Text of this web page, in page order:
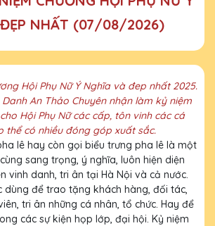
NHẤT (07/08/2026)
Hội Phụ Nữ Ý Nghĩa và đep nhất 2025.
Danh An Thảo Chuyên nhận làm kỷ niệm
Hội Phụ Nữ các cấp, tôn vinh các cá
thể có nhiều đóng góp xuất sắc.
lê hay còn gọi biểu trưng pha lê là một
sang trọng, ý nghĩa, luôn hiện diện
vinh danh, tri ân tại Hà Nội và cả nước.
dùng để trao tặng khách hàng, đối tác,
tri ân những cá nhân, tổ chức. Hay để
các sự kiện họp lớp, đại hội. Kỷ niệm